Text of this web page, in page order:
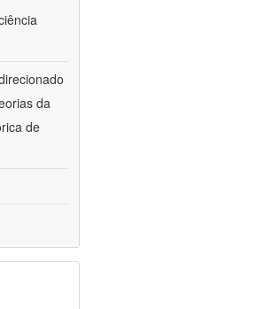
da
de